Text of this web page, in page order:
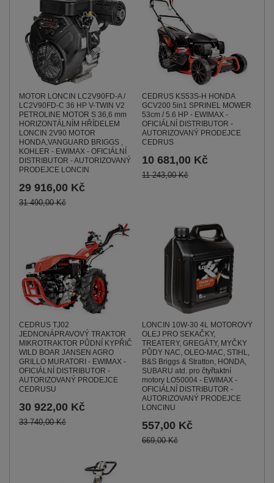
MOTOR LONCIN LC2V90FD-A /
LC2V90FD-C 36 HP V-TWIN V2
PETROLINE MOTOR S 36,6 mm
HORIZONTÁLNÍM HŘÍDELEM
LONCIN 2V90 MOTOR
HONDA,VANGUARD BRIGGS ,
KOHLER - EWIMAX - OFICIÁLNÍ
DISTRIBUTOR - AUTORIZOVANÝ
PRODEJCE LONCIN
29 916,00 Kč
31 490,00 Kč
CEDRUS KS53S-H HONDA
GCV200 5in1 SPRINEL MOWER
53cm / 5.6 HP - EWIMAX -
OFICIÁLNÍ DISTRIBUTOR -
AUTORIZOVANÝ PRODEJCE
CEDRUS
10 681,00 Kč
11 243,00 Kč
CEDRUS TJ02
JEDNONÁPRAVOVÝ TRAKTOR
MIKROTRAKTOR PŮDNÍ KYPŘIČ
WILD BOAR JANSEN AGRO
GRILLO MURATORI - EWIMAX -
OFICIÁLNÍ DISTRIBUTOR -
AUTORIZOVANÝ PRODEJCE
CEDRUSU
30 922,00 Kč
33 740,00 Kč
LONCIN 10W-30 4L MOTOROVÝ
OLEJ PRO SEKAČKY,
TREATERY, GREGÁTY, MYČKY
PŮDY NAC, OLEO-MAC, STIHL,
B&S Briggs & Stratton, HONDA,
SUBARU atd. pro čtyřtaktní
motory LO50004 - EWIMAX -
OFICIÁLNÍ DISTRIBUTOR -
AUTORIZOVANÝ PRODEJCE
LONCINU
557,00 Kč
669,00 Kč